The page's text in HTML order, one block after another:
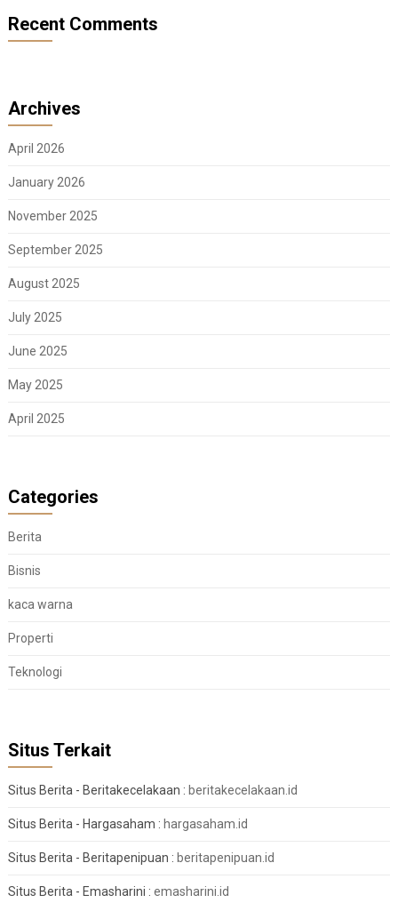
Recent Comments
Archives
April 2026
January 2026
November 2025
September 2025
August 2025
July 2025
June 2025
May 2025
April 2025
Categories
Berita
Bisnis
kaca warna
Properti
Teknologi
Situs Terkait
Situs Berita - Beritakecelakaan : beritakecelakaan.id
Situs Berita - Hargasaham : hargasaham.id
Situs Berita - Beritapenipuan : beritapenipuan.id
Situs Berita - Emasharini : emasharini.id